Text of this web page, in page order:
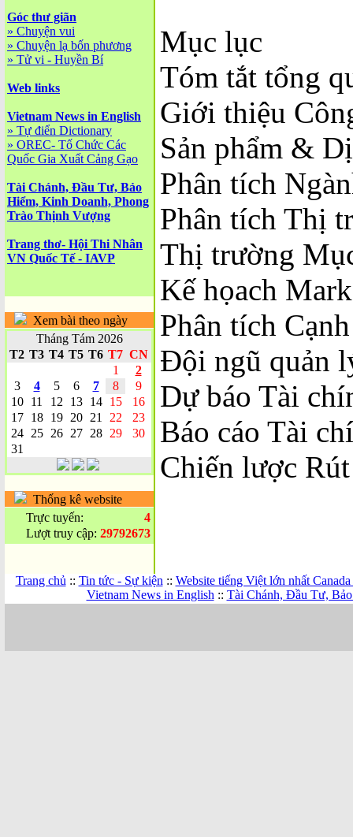
Góc thư giãn
» Chuyện vui
» Chuyện lạ bốn phương
» Tử vi - Huyền Bí
Web links
Vietnam News in English
» Tự điển Dictionary
» OREC- Tố Chức Các
Quốc Gia Xuất Cảng Gạo
Tài Chánh, Đầu Tư, Bảo
Hiểm, Kinh Doanh, Phong
Trào Thịnh Vượng
Trang thơ- Hội Thi Nhân
VN Quốc Tế - IAVP
Xem bài theo ngày
Tháng Tám 2026
T2 T3 T4 T5 T6 T7 CN
1
2
3
4 5 6 7 8
9
10
11 12 13 14 15
16
17
18 19 20 21 22
23
24
25 26 27 28 29
30
31
Thống kê website
Trực tuyến:
4
Lượt truy cập: 29792673
Mục lục
Tóm tắt tổng
Giới thiệu
Sản phẩm &
Phân tích
Phân tích Thị
Thị trường
Kế họach
Phân tích
Đội ngũ quản
Dự báo Tài
Báo cáo Tài
Chiến lược
Trang chủ :: Tin tức - Sự kiện :: Website tiếng Việt lớn nhất
Vietnam News in English :: Tài Chánh, Đầu Tư,